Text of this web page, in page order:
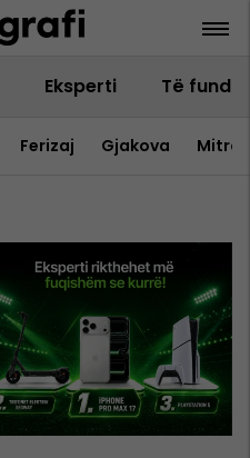
Eksperti Të fundit
Ferizaj Gjakova